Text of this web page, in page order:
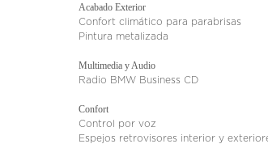
Acabado Exterior
Confort climático para parabrisas
Pintura metalizada
Multimedia y Audio
Radio BMW Business CD
Confort
Control por voz
Espejos retrovisores interior y